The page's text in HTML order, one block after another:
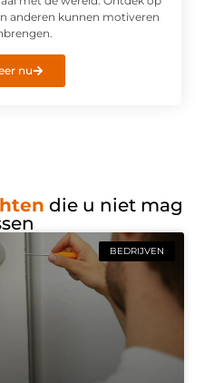
anderen kunnen motiveren
nu
die u niet mag
BEDRIJVEN